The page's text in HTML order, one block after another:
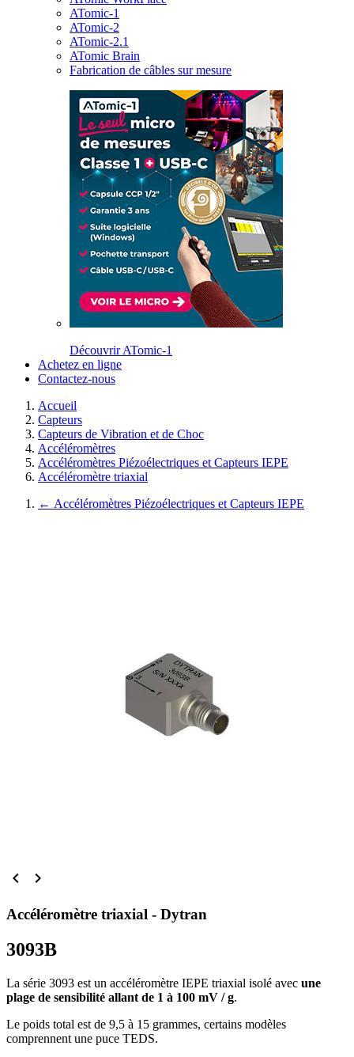
ATomic-1
ATomic-2
ATomic-2.1
ATomic Brain
Fabrication de câbles sur mesure
Découvrir ATomic-1
Achetez en ligne
Contactez-nous
Accueil
Capteurs
Capteurs de Vibration et de Choc
Accéléromètres
Accéléromètres Piézoélectriques et Capteurs IEPE
Accéléromètre triaxial
← Accéléromètres Piézoélectriques et Capteurs IEPE
 
Accéléromètre triaxial - Dytran
3093B
La série 3093 est un accéléromètre IEPE triaxial isolé avec une
plage de sensibilité allant de 1 à 100 mV / g.
Le poids total est de 9,5 à 15 grammes, certains modèles
comprennent une puce TEDS.